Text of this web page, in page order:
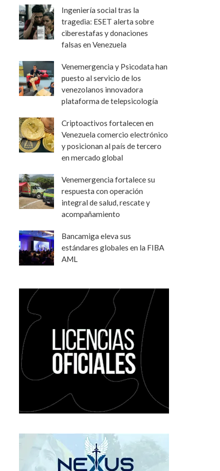
Ingeniería social tras la
tragedia: ESET alerta sobre
ciberestafas y donaciones
falsas en Venezuela
Venemergencia y Psicodata han
puesto al servicio de los
venezolanos innovadora
plataforma de telepsicología
Criptoactivos fortalecen en
Venezuela comercio electrónico
y posicionan al país de tercero
en mercado global
Venemergencia fortalece su
respuesta con operación
integral de salud, rescate y
acompañamiento
Bancamiga eleva sus
estándares globales en la FIBA
AML